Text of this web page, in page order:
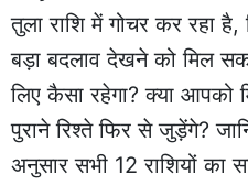
तुला राशि में गोचर कर रहा
बड़ा बदलाव देखने को मिल
लिए कैसा रहेगा? क्या आपको
पुराने रिश्ते फिर से जुड़ेंगे?
अनुसार सभी 12 राशियों का